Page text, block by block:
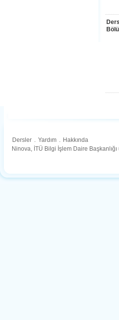
Dersler . Yardım . Hakkında
Ninova, İTÜ Bilgi İşlem Daire